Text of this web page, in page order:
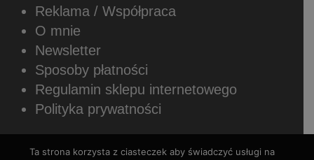
Reklama / Współpraca
O mnie
Newsletter
Sposoby płatności
Regulamin sklepu internetowego
Polityka prywatności
Ta strona korzysta z ciasteczek aby świadczyć usługi na